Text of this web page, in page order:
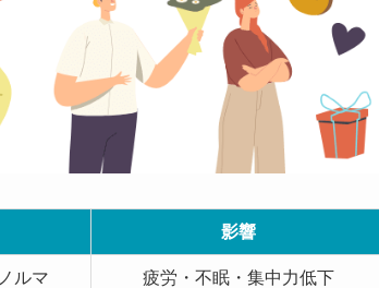
影響
ルマ 疲労・不眠・集中力低下